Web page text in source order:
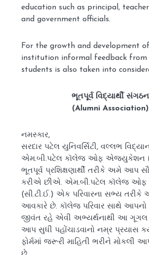
education such as principal,
and government officials.
For the growth and development
institution informal feedback
students is also taken into
ભૂતપૂર્વ વિદ્યાર્થી સંગઠન
(Alumni Association)
નમસ્કાર,
સરદાર પટેલ યુનિવર્સિટી, વલ્લભ
એમ.બી.પટેલ કૉલેજ ઓફ એજ્યુકેશન
ભૂતપૂર્વ પ્રશિક્ષણાર્થી તરીકે અમે આપ
કરીએ છીએ. એમ.બી.પટેલ કૉલેજ
(સી.ટી.ઈ.) એક પરિવારના સભ્ય તરીકે
આવકારે છે. કૉલેજ પરિવાર સાથે
જીવંત રહે એવી અભ્યર્થનાથી આ ગૂગલ
આપ સુધી પહોંચાડવાનો નમ્ર પ્રયાસ
ફોર્મમાં જરૂરી માહિતી ભરીને મોકલી